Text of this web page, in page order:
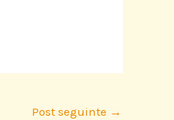
Post seguinte →